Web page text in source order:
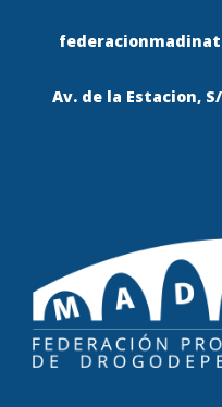
Av. de la Estacion,